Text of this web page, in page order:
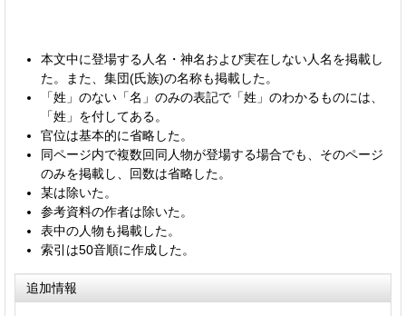
本文中に登場する人名・神名および実在しない人名を掲載し
た。また、集団(氏族)の名称も掲載した。
「姓」のない「名」のみの表記で「姓」のわかるものには、
「姓」を付してある。
官位は基本的に省略した。
同ページ内で複数回同人物が登場する場合でも、そのページ
のみを掲載し、回数は省略した。
某は除いた。
参考資料の作者は除いた。
表中の人物も掲載した。
索引は50音順に作成した。
追加情報